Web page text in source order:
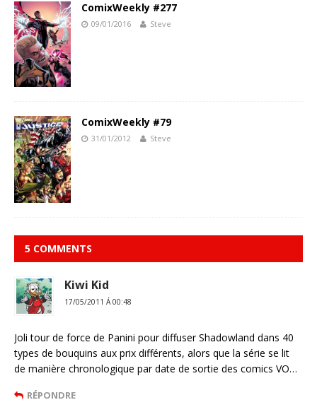
ComixWeekly #277
09/01/2016 Steve
ComixWeekly #79
31/01/2012 Steve
5 COMMENTS
Kiwi Kid
17/05/2011 Á 00:48
Joli tour de force de Panini pour diffuser Shadowland dans 40
types de bouquins aux prix différents, alors que la série se lit
de manière chronologique par date de sortie des comics VO…
RÉPONDRE